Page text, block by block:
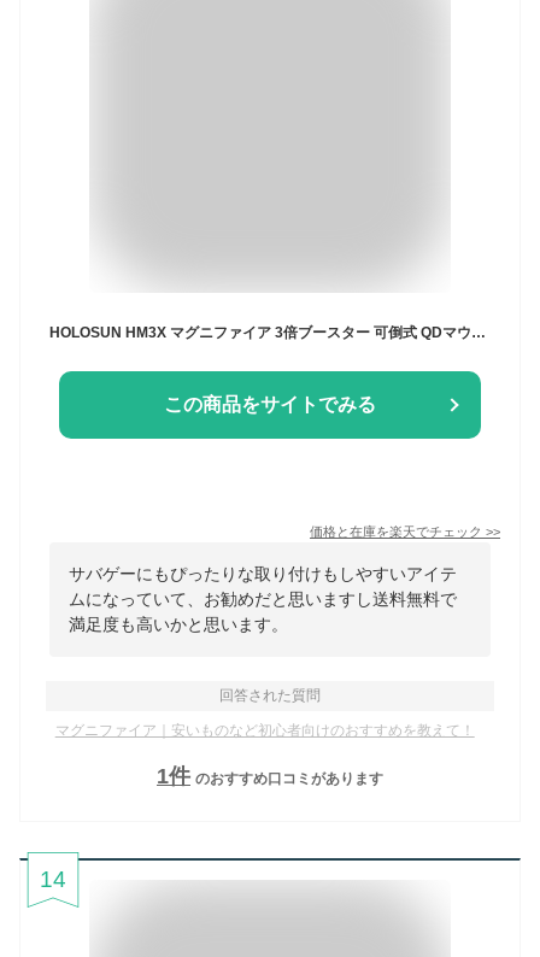
この商品をサイトでみる
価格と在庫を楽天でチェック >>
サバゲーにもぴったりな取り付けもしやすいアイテ
ムになっていて、お勧めだと思いますし送料無料で
満足度も高いかと思います。
回答された質問
マグニファイア｜安いものなど初心者向けのおすすめを教えて！
1件 のおすすめ口コミがあります
14